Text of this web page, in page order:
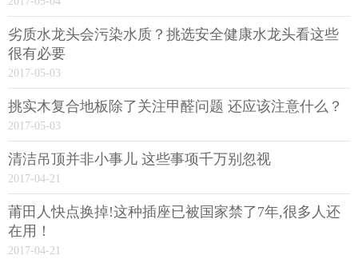
劣质水龙头会污染水质？挑选安全健康水龙头看这些
很有必要
2017-05-03
挑实木复合地板除了关注甲醛问题 还应该注意什么？
2017-05-03
清洁吊顶并非小事儿 这些事项千万别忽视
2017-04-21
莆田人快点换掉!这种插座已被国家禁了7年,很多人还
在用！
2017-04-21